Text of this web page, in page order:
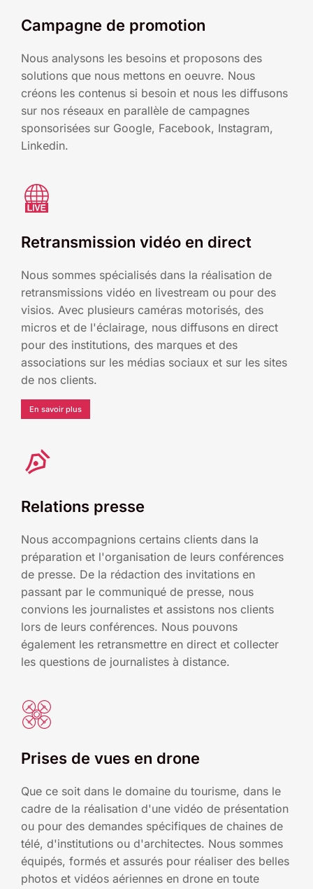
Campagne de promotion
Nous analysons les besoins et proposons des
solutions que nous mettons en oeuvre. Nous
créons les contenus si besoin et nous les diffusons
sur nos réseaux en parallèle de campagnes
sponsorisées sur Google, Facebook, Instagram,
Linkedin.
Retransmission vidéo en direct
Nous sommes spécialisés dans la réalisation de
retransmissions vidéo en livestream ou pour des
visios. Avec plusieurs caméras motorisés, des
micros et de l'éclairage, nous diffusons en direct
pour des institutions, des marques et des
associations sur les médias sociaux et sur les sites
de nos clients.
En savoir plus
Relations presse
Nous accompagnions certains clients dans la
préparation et l'organisation de leurs conférences
de presse. De la rédaction des invitations en
passant par le communiqué de presse, nous
convions les journalistes et assistons nos clients
lors de leurs conférences. Nous pouvons
également les retransmettre en direct et collecter
les questions de journalistes à distance.
Prises de vues en drone
Que ce soit dans le domaine du tourisme, dans le
cadre de la réalisation d'une vidéo de présentation
ou pour des demandes spécifiques de chaines de
télé, d'institutions ou d'architectes. Nous sommes
équipés, formés et assurés pour réaliser des belles
photos et vidéos aériennes en drone en toute